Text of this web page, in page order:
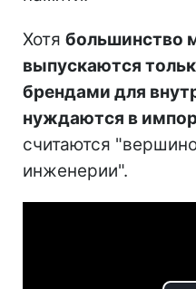
Хотя большинство
выпускаются
брендами для
нуждаются в
считаются
инженерии".